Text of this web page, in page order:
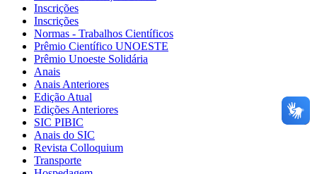
Inscrições
Inscrições
Normas - Trabalhos Científicos
Prêmio Científico UNOESTE
Prêmio Unoeste Solidária
Anais
Anais Anteriores
Edição Atual
Edições Anteriores
SIC PIBIC
Anais do SIC
Revista Colloquium
Transporte